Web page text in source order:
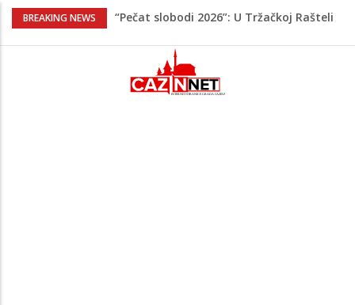
BREAKING NEWS
“Pečat slobodi 2026”: U Tržačkoj Rašteli
Unsko-sanskog kantona
Porodica iz Krajine u centru afere,
gradonačelnik Kelna pokrenuo istragu